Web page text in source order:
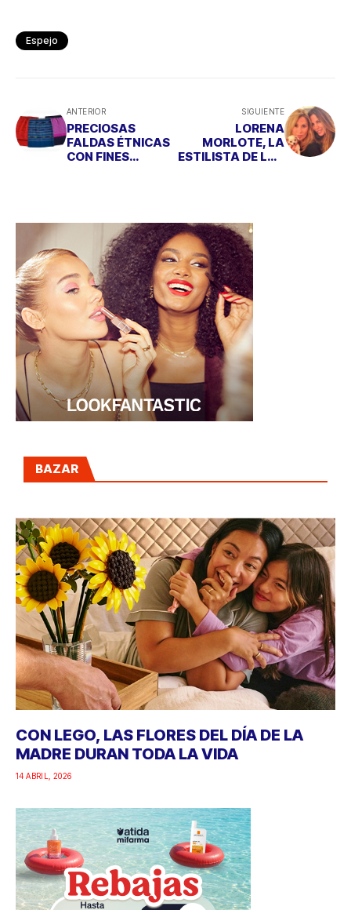
Espejo
ANTERIOR
PRECIOSAS
FALDAS ÉTNICAS
CON FINES
SIGUIENTE
LORENA
MORLOTE, LA
ESTILISTA DE LAS
BAZAR
CON LEGO, LAS FLORES DEL DÍA DE LA
MADRE DURAN TODA LA VIDA
14 ABRIL, 2026